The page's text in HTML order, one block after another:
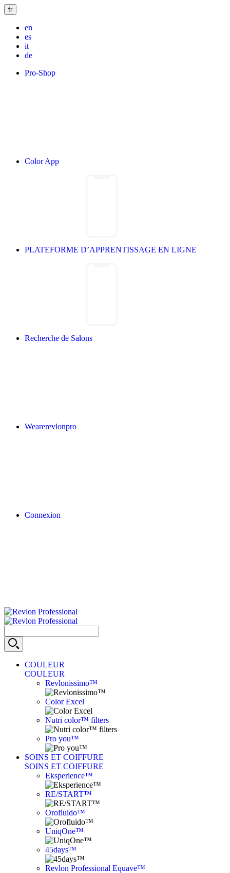
fr
en
es
it
de
Pro-Shop
Color App
PLATEFORME D’APPRENTISSAGE EN LIGNE
Recherche de Salons
Wearerevlonpro
Connexion
COULEUR
COULEUR
Revlonissimo™
Color Excel
Nutri color™ filters
Pro you™
SOINS ET COIFFURE
SOINS ET COIFFURE
Eksperience™
RE/START™
Orofluido™
UniqOne™
45days™
Revlon Professional Equave™